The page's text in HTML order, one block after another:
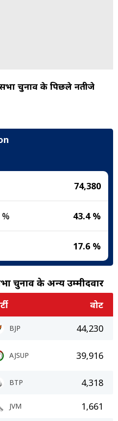
चुनाव के पिछले नतीजे
74,380
% 43.4 %
17.6 %
चुनाव के अन्य उम्मीदवार
वोट
BJP 44,230
AJSUP 39,916
BTP 4,318
JVM 1,661